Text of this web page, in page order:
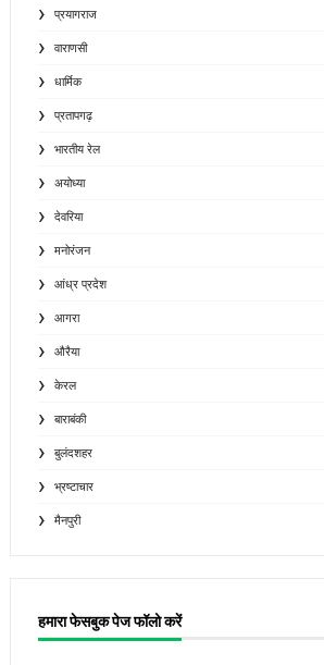
प्रयागराज
वाराणसी
धार्मिक
प्रतापगढ़
भारतीय रेल
अयोध्या
देवरिया
मनोरंजन
आंध्र प्रदेश
आगरा
औरैया
केरल
बाराबंकी
बुलंदशहर
भ्रष्टाचार
मैनपुरी
हमारा फेसबुक पेज फॉलो करें